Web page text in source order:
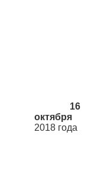
16
октября
2018 года